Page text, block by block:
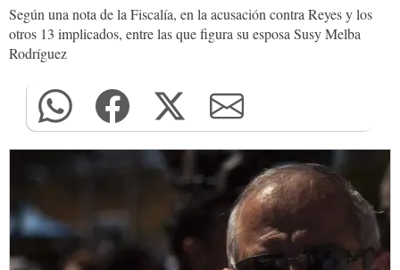
Según una nota de la Fiscalía, en la acusación contra Reyes y los
otros 13 implicados, entre las que figura su esposa Susy Melba
Rodríguez